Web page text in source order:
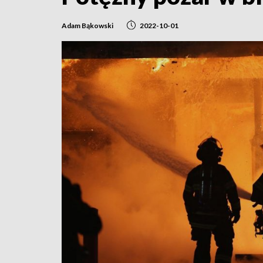
Adam Bąkowski 2022-10-01